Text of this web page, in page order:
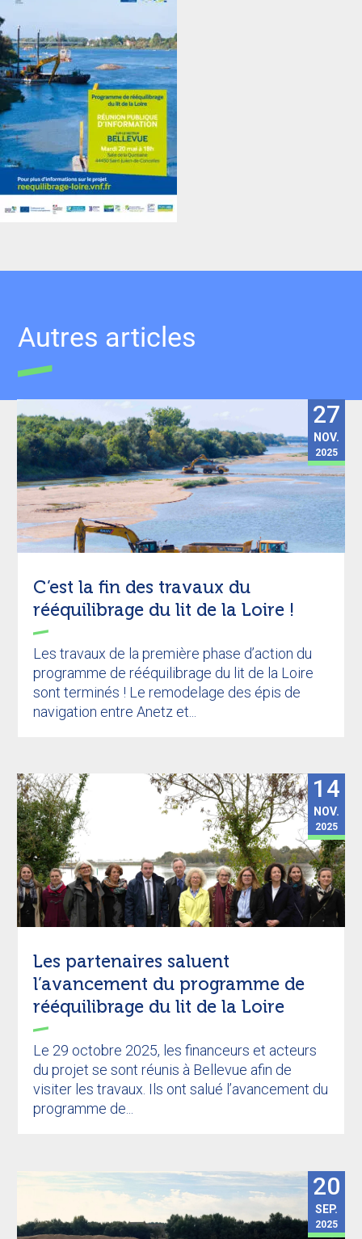
Autres articles
C’est la fin des travaux du
rééquilibrage du lit de la Loire !
27
NOV.
2025
Les travaux de la première phase d’action du
programme de rééquilibrage du lit de la Loire
sont terminés ! Le remodelage des épis de
navigation entre Anetz et...
Les partenaires saluent
l’avancement du programme de
rééquilibrage du lit de la Loire
14
NOV.
2025
Le 29 octobre 2025, les financeurs et acteurs
du projet se sont réunis à Bellevue afin de
visiter les travaux. Ils ont salué l’avancement du
programme de...
20
SEP.
2025